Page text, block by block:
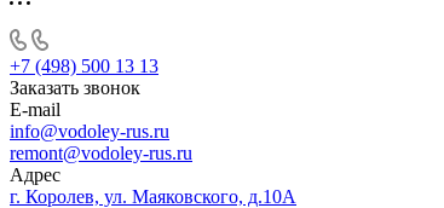
+7 (498) 500 13 13
Заказать звонок
E-mail
info@vodoley-rus.ru
remont@vodoley-rus.ru
Адрес
г. Королев, ул. Маяковского, д.10А